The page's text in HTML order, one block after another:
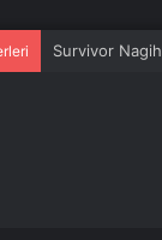
Daldaki yeşil